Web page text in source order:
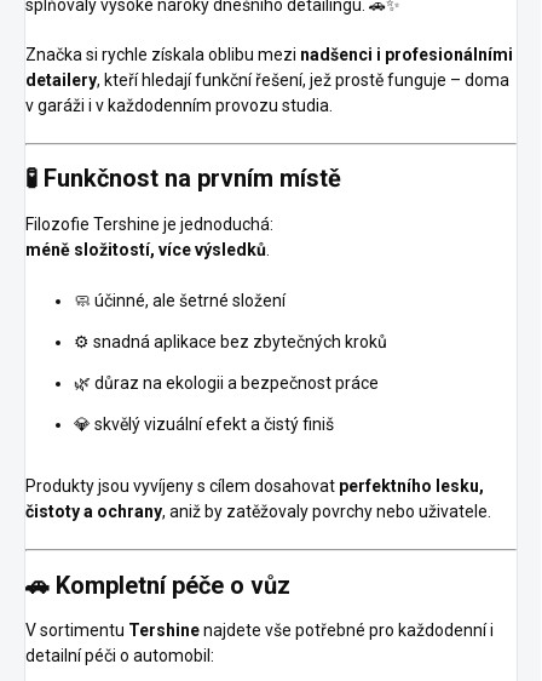
splňovaly vysoké nároky dnešního detailingu. 🚗✨
Značka si rychle získala oblibu mezi nadšenci i profesionálními
detailery, kteří hledají funkční řešení, jež prostě funguje – doma
v garáži i v každodenním provozu studia.
🧪 Funkčnost na prvním místě
Filozofie Tershine je jednoduchá:
méně složitostí, více výsledků
🧼 účinné, ale šetrné složení
⚙️ snadná aplikace bez zbytečných kroků
🌿 důraz na ekologii a bezpečnost práce
💎 skvělý vizuální efekt a čistý finiš
Produkty jsou vyvíjeny s cílem dosahovat perfektního lesku,
čistoty a ochrany, aniž by zatěžovaly povrchy nebo uživatele.
🚗 Kompletní péče o vůz
V sortimentu Tershinenajdete vše potřebné pro každodenní i
detailní péči o automobil: